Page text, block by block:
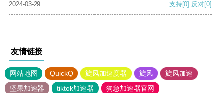
2024-03-29
支持[0] 反对[0]
友情链接
网站地图 QuickQ 旋风加速度器 旋风
旋风加速
坚果加速器
tiktok加速器
狗急加速器官网